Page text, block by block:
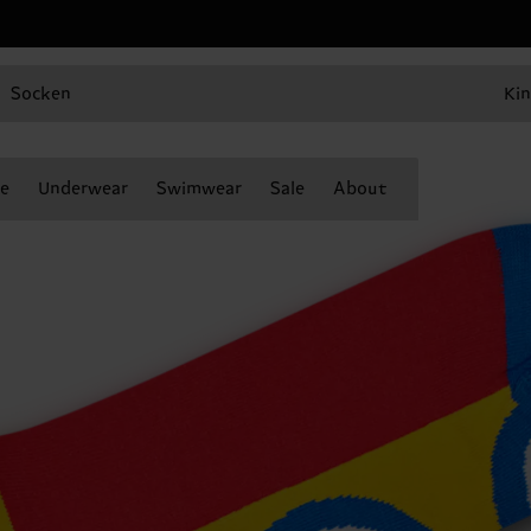
Socken
Underwear Swimwear Sale About